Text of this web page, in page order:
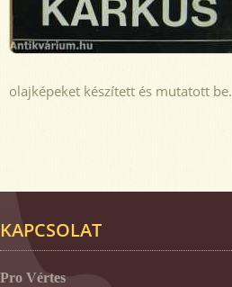
olajképeket készített és mutatott be.
KAPCSOLAT
Pro Vértes